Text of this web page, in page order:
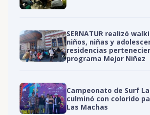
SERNATUR realizó
niños, niñas y
residencias
programa Mejor Niñez
Campeonato de Surf
culminó con colorido
Las Machas